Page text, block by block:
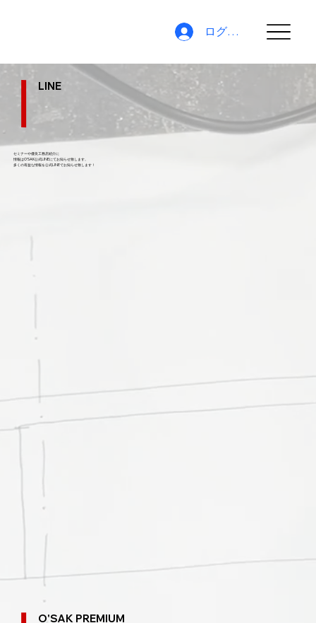
ログイン
LINE
セミナーや優良工務店紹介に
情報はO'SAK公式LINEにてお知らせ致します。
​多くの有益な情報を公式LINEでお知らせ致します！
O'SAK PREMIUM